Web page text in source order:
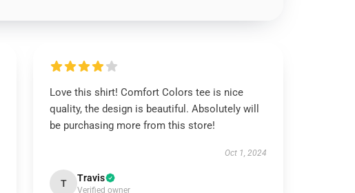
Love this shirt! Comfort Colors tee is nice
quality, the design is beautiful. Absolutely will
be purchasing more from this store!
Oct 1, 2024
T Travis
Verified owner